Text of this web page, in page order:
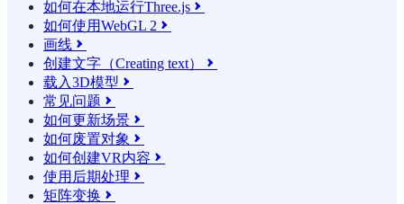
如何在本地运行Three.js 
如何使用WebGL 2 
画线 
创建文字（Creating text） 
载入3D模型 
常见问题 
如何更新场景 
如何废置对象 
如何创建VR内容 
使用后期处理 
矩阵变换 